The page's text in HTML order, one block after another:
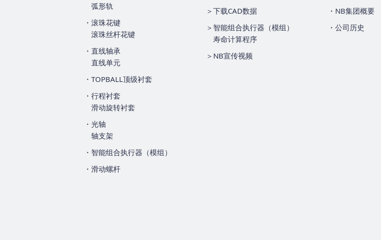
弧形轨
・滚珠花键
滚珠丝杆花键
・直线轴承
直线单元
・TOPBALL顶级衬套
・行程衬套
滑动旋转衬套
・光轴
轴支架
・智能组合执行器（模组）
・滑动螺杆
＞下载CAD数据
＞智能组合执行器（模组）
寿命计算程序
＞NB宣传视频
・NB集团概要
・公司历史